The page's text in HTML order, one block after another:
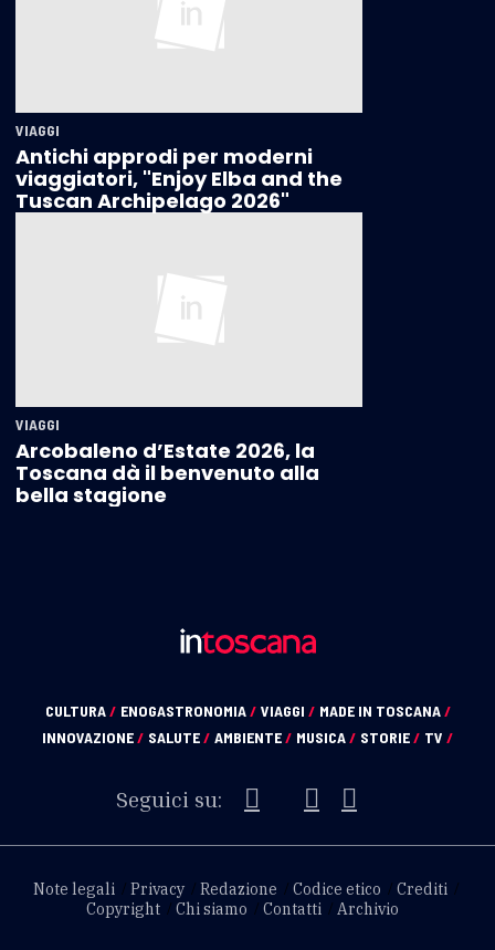
VIAGGI
Antichi approdi per moderni
viaggiatori, "Enjoy Elba and the
Tuscan Archipelago 2026"
VIAGGI
Arcobaleno d’Estate 2026, la
Toscana dà il benvenuto alla
bella stagione
CULTURA/ ENOGASTRONOMIA/ VIAGGI / MADE IN TOSCANA/
INNOVAZIONE/ SALUTE/ AMBIENTE/ MUSICA/ STORIE/ TV /
Seguici su:
Note legali Privacy Redazione Codice etico
Crediti
Copyright
Chi siamo Contatti Archivio